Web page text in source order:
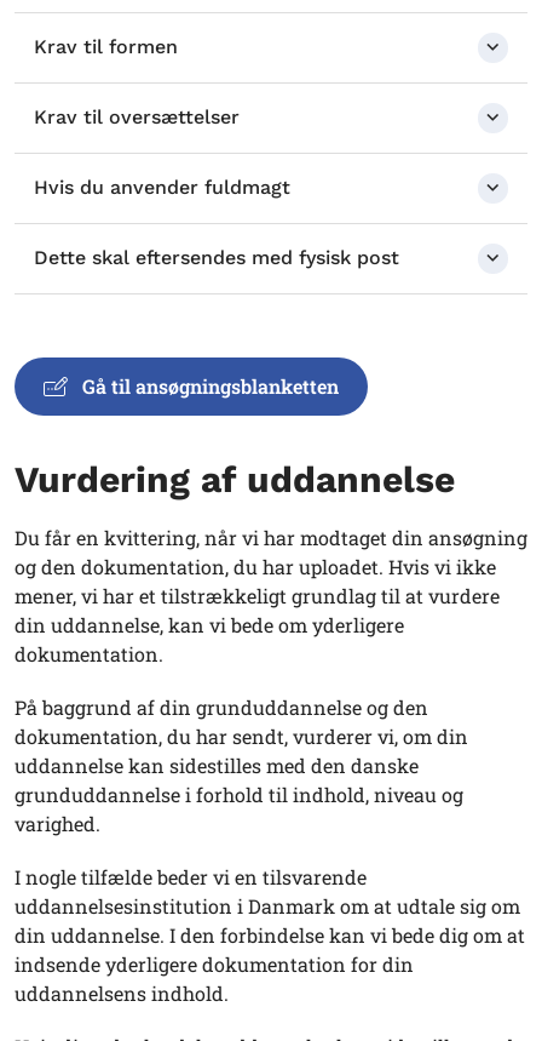
Krav til formen
Krav til oversættelser
Hvis du anvender fuldmagt
Dette skal eftersendes med fysisk post
Gå til ansøgningsblanketten
Vurdering af uddannelse
Du får en kvittering, når vi har modtaget din ansøgning
og den dokumentation, du har uploadet. Hvis vi ikke
mener, vi har et tilstrækkeligt grundlag til at vurdere
din uddannelse, kan vi bede om yderligere
dokumentation.
På baggrund af din grunduddannelse og den
dokumentation, du har sendt, vurderer vi, om din
uddannelse kan sidestilles med den danske
grunduddannelse i forhold til indhold, niveau og
varighed.
I nogle tilfælde beder vi en tilsvarende
uddannelsesinstitution i Danmark om at udtale sig om
din uddannelse. I den forbindelse kan vi bede dig om at
indsende yderligere dokumentation for din
uddannelsens indhold.